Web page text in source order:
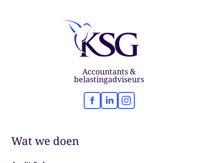
Accountants &
belastingadviseurs
Facebook
LinkedInInstagram
Wat we doen